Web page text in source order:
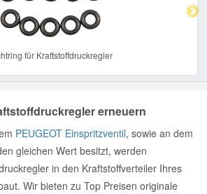
für Kraftstoffdruckregler
erneuern
PEUGEOT Einspritzventil, sowie an dem
gleichen Wert besitzt, werden
in den Kraftstoffverteiler Ihres
Wir bieten zu Top Preisen originale